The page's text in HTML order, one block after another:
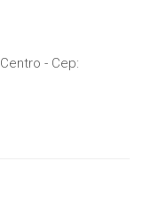
- Cep: